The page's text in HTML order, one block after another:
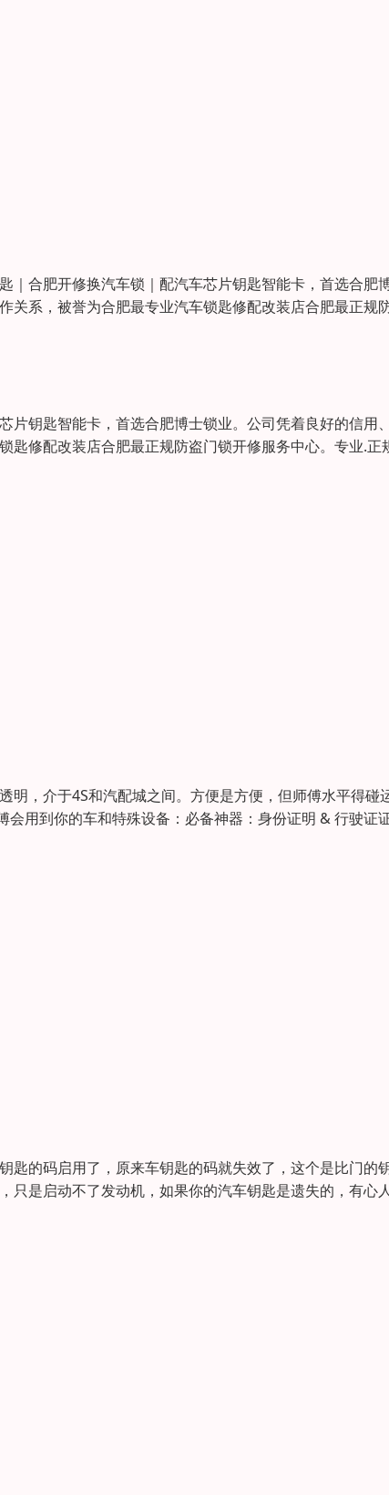
肥开修换汽车锁｜配汽车芯片钥匙智能卡，首选合肥
关系，被誉为合肥最专业汽车锁匙修配改装店合肥最正规
片钥匙智能卡，首选合肥博士锁业。公司凭着良好的信用
匙修配改装店合肥最正规防盗门锁开修服务中心。专业.正
明，介于4S和汽配城之间。方便是方便，但师傅水平得碰
会用到你的车和特殊设备：必备神器：身份证明 & 行驶证
匙的码启用了，原来车钥匙的码就失效了，这个是比门的
只是启动不了发动机，如果你的汽车钥匙是遗失的，有心